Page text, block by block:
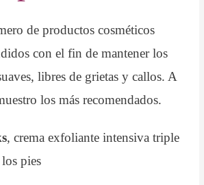
de productos cosméticos
con el fin de mantener los
libres de grietas y callos. A
los más recomendados.
, crema exfoliante intensiva triple
pies